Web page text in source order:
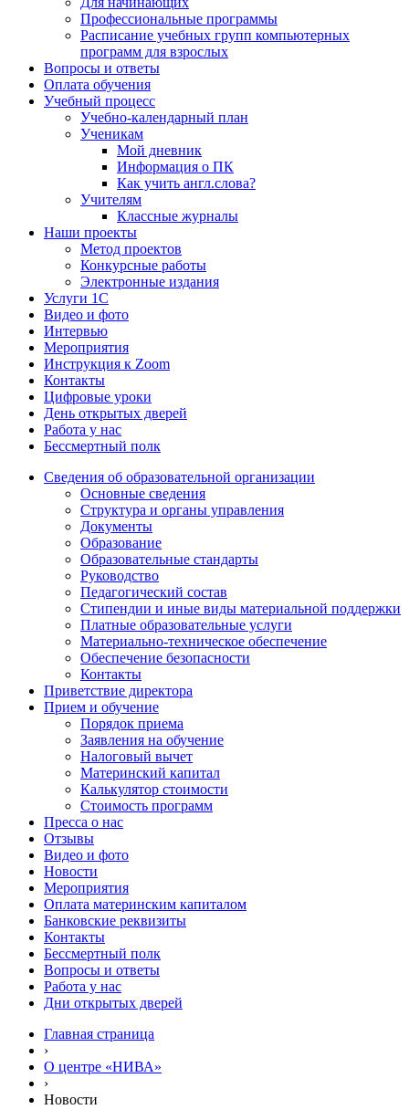
Профессиональные программы
Расписание учебных групп компьютерных
программ для взрослых
Вопросы и ответы
Оплата обучения
Учебный процесс
Учебно-календарный план
Ученикам
Мой дневник
Информация о ПК
Как учить англ.слова?
Учителям
Классные журналы
Наши проекты
Метод проектов
Конкурсные работы
Электронные издания
Услуги 1C
Видео и фото
Интервью
Мероприятия
Инструкция к Zoom
Контакты
Цифровые уроки
День открытых дверей
Работа у нас
Бессмертный полк
Сведения об образовательной организации
Основные сведения
Структура и органы управления
Документы
Образование
Образовательные стандарты
Руководство
Педагогический состав
Стипендии и иные виды материальной поддержки
Платные образовательные услуги
Материально-техническое обеспечение
Обеспечение безопасности
Контакты
Приветствие директора
Прием и обучение
Порядок приема
Заявления на обучение
Налоговый вычет
Материнский капитал
Калькулятор стоимости
Стоимость программ
Пресса о нас
Отзывы
Видео и фото
Новости
Мероприятия
Оплата материнским капиталом
Банковские реквизиты
Контакты
Бессмертный полк
Вопросы и ответы
Работа у нас
Дни открытых дверей
Главная страница
›
О центре «НИВА»
›
Новости